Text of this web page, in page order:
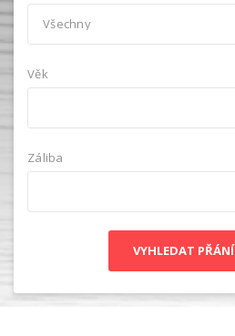
Věk
Záliba
VYHLEDAT PŘÁNÍ